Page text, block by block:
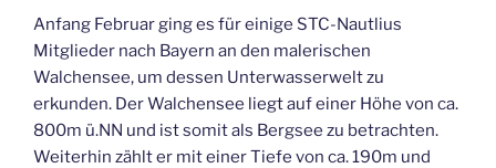
Anfang Februar ging es für einige STC-Nautlius
Mitglieder nach Bayern an den malerischen
Walchensee, um dessen Unterwasserwelt zu
erkunden. Der Walchensee liegt auf einer Höhe von ca.
800m ü.NN und ist somit als Bergsee zu betrachten.
Weiterhin zählt er mit einer Tiefe von ca. 190m und